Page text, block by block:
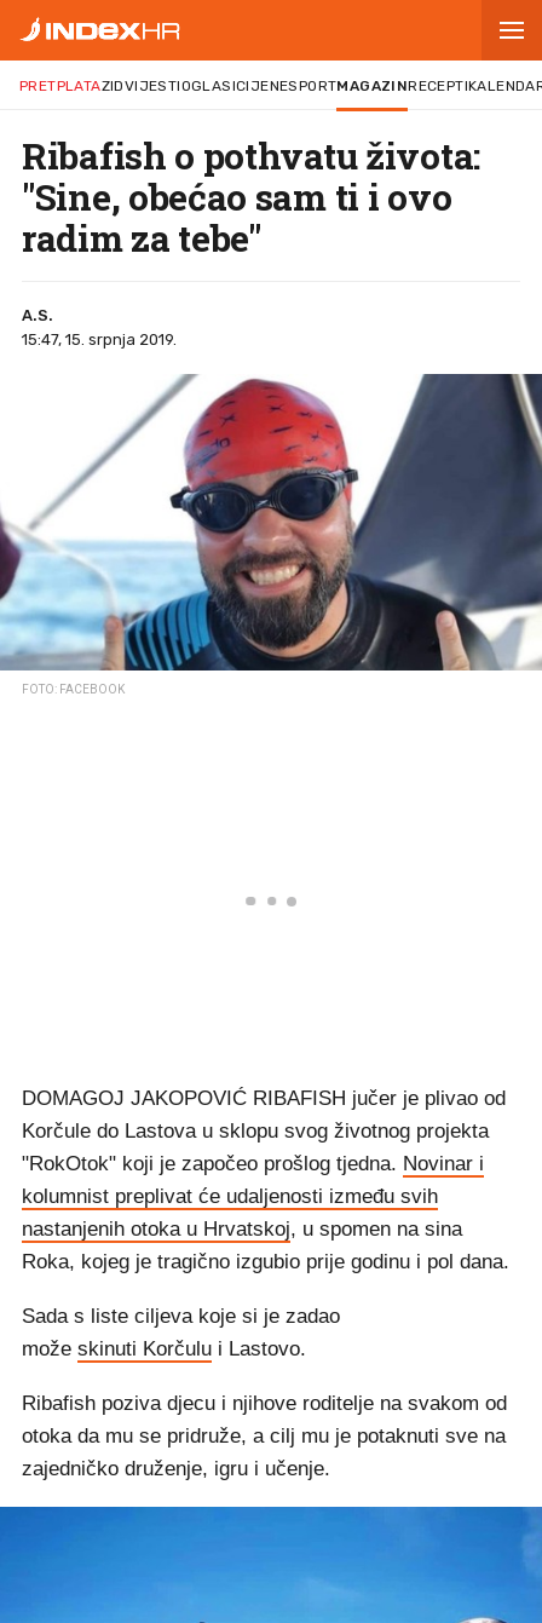
PRETPLATAZIDVIJESTIOGLASICIJENESPORTMAGAZINRECEPTI
Ribafish o pothvatu života:
"Sine, obećao sam ti i ovo
radim za tebe"
A.S.
15:47, 15. srpnja 2019.
FOTO: FACEBOOK
DOMAGOJ JAKOPOVIĆ RIBAFISH jučer je plivao od
Korčule do Lastova u sklopu svog životnog projekta
"RokOtok" koji je započeo prošlog tjedna. Novinar i
kolumnist preplivat će udaljenosti između svih
nastanjenih otoka u Hrvatskoj, u spomen na sina
Roka, kojeg je tragično izgubio prije godinu i pol dana.
Sada s liste ciljeva koje si je zadao
može skinuti Korčulu i Lastovo.
Ribafish poziva djecu i njihove roditelje na svakom od
otoka da mu se pridruže, a cilj mu je potaknuti sve na
zajedničko druženje, igru i učenje.